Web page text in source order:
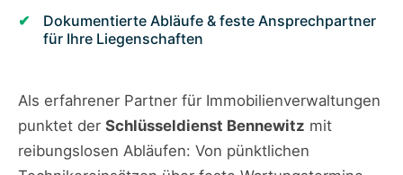
Dokumentierte Abläufe & feste Ansprechpartner
für Ihre Liegenschaften
Als erfahrener Partner für Immobilienverwaltungen
punktet der Schlüsseldienst Bennewitz mit
reibungslosen Abläufen: Von pünktlichen